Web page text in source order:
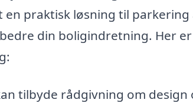
en praktisk løsning til parkering
din boligindretning. Her er
tilbyde rådgivning om design